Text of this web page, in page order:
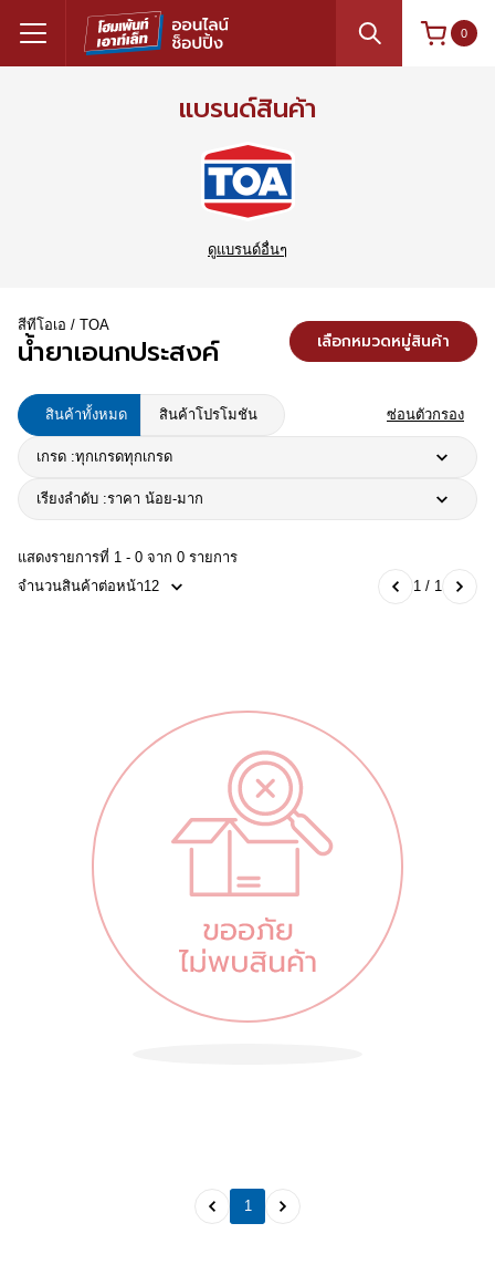
0
แบรนด์สินค้า
ดูแบรนด์อื่นๆ
สีทีโอเอ / TOA
น้ำยาเอนกประสงค์ เลือกหมวดหมู่สินค้า
สินค้าทั้งหมด สินค้าโปรโมชัน ซ่อนตัวกรอง
เกรด :ทุกเกรดทุกเกรด
เรียงลำดับ :ราคา น้อย-มาก
แสดงรายการที่ 1 - 0 จาก 0 รายการ
จำนวนสินค้าต่อหน้า12 1 / 1
1